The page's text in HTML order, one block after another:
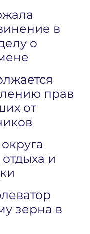
в
о
прав
от
и
зерна в